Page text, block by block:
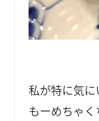
私が特に気
もーめちゃ